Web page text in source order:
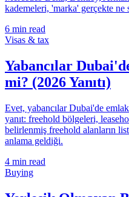
kademeleri, 'marka' gerçekte
6 min read
Visas & tax
Yabancılar
mi? (2026 Yanıtı)
Evet, yabancılar Dubai'de
yanıt: freehold bölgeleri,
belirlenmiş freehold alanların
anlama geldiği.
4 min read
Buying